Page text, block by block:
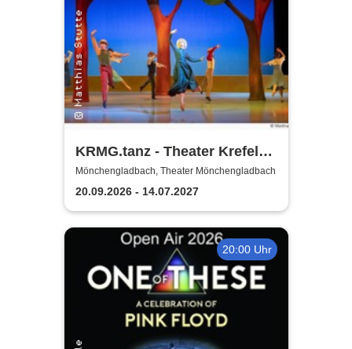
KRMG.tanz - Theater Krefeld
und Mönchengladbach
Mönchengladbach, Theater Mönchengladbach
20.09.2026 - 14.07.2027
20:00 Uhr